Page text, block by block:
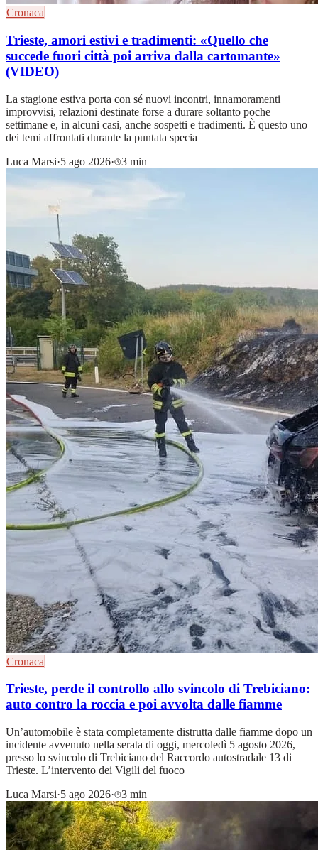
Cronaca
Trieste, amori estivi e tradimenti: «Quello che
succede fuori città poi arriva dalla cartomante»
(VIDEO)
La stagione estiva porta con sé nuovi incontri, innamoramenti
improvvisi, relazioni destinate forse a durare soltanto poche
settimane e, in alcuni casi, anche sospetti e tradimenti. È questo uno
dei temi affrontati durante la puntata specia
Luca Marsi·5 ago 2026· 3 min
Cronaca
Trieste, perde il controllo allo svincolo di Trebiciano:
auto contro la roccia e poi avvolta dalle fiamme
Un’automobile è stata completamente distrutta dalle fiamme dopo un
incidente avvenuto nella serata di oggi, mercoledì 5 agosto 2026,
presso lo svincolo di Trebiciano del Raccordo autostradale 13 di
Trieste. L’intervento dei Vigili del fuoco
Luca Marsi·5 ago 2026· 3 min